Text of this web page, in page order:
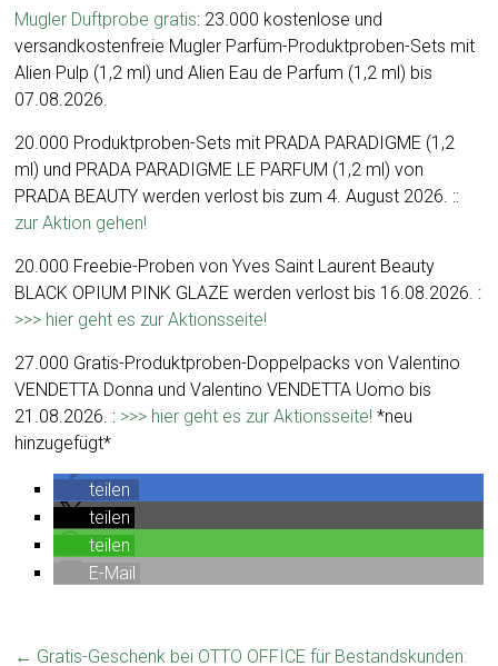
Mugler Duftprobe gratis: 23.000 kostenlose und
versandkostenfreie Mugler Parfüm-Produktproben-Sets mit
Alien Pulp (1,2 ml) und Alien Eau de Parfum (1,2 ml) bis
07.08.2026.
20.000 Produktproben-Sets mit PRADA PARADIGME (1,2
ml) und PRADA PARADIGME LE PARFUM (1,2 ml) von
PRADA BEAUTY werden verlost bis zum 4. August 2026. ::
zur Aktion gehen!
20.000 Freebie-Proben von Yves Saint Laurent Beauty
BLACK OPIUM PINK GLAZE werden verlost bis 16.08.2026. :
>>> hier geht es zur Aktionsseite!
27.000 Gratis-Produktproben-Doppelpacks von Valentino
VENDETTA Donna und Valentino VENDETTA Uomo bis
21.08.2026. : >>> hier geht es zur Aktionsseite! *neu
hinzugefügt*
teilen
teilen
teilen
E-Mail
← Gratis-Geschenk bei OTTO OFFICE für Bestandskunden: